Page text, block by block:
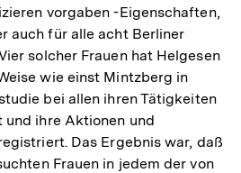
vorgaben -Eigenschaften,
auch für alle acht Berliner
solcher Frauen hat Helgesen
wie einst Mintzberg in
bei allen ihren Tätigkeiten
ihre Aktionen und
Das Ergebnis war, daß
Frauen in jedem der von